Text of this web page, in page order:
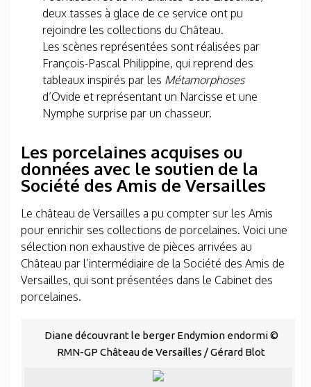
deux tasses à glace de ce service ont pu
rejoindre les collections du Château.
Les scènes représentées sont réalisées par
François-Pascal Philippine, qui reprend des
tableaux inspirés par les Métamorphoses
d’Ovide et représentant un Narcisse et une
Nymphe surprise par un chasseur.
Les porcelaines acquises ou
données avec le soutien de la
Société des Amis de Versailles
Le château de Versailles a pu compter sur les Amis
pour enrichir ses collections de porcelaines. Voici une
sélection non exhaustive de pièces arrivées au
Château par l’intermédiaire de la Société des Amis de
Versailles, qui sont présentées dans le Cabinet des
porcelaines.
Diane découvrant le berger Endymion endormi ©
RMN-GP Château de Versailles / Gérard Blot